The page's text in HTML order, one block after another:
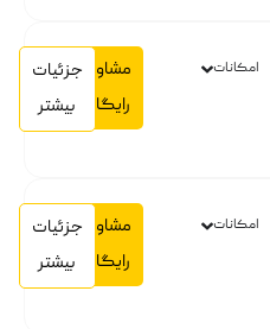
امکانات
مشاوره
رایگان
جزئیات
بیشتر
امکانات
مشاوره
رایگان
جزئیات
بیشتر